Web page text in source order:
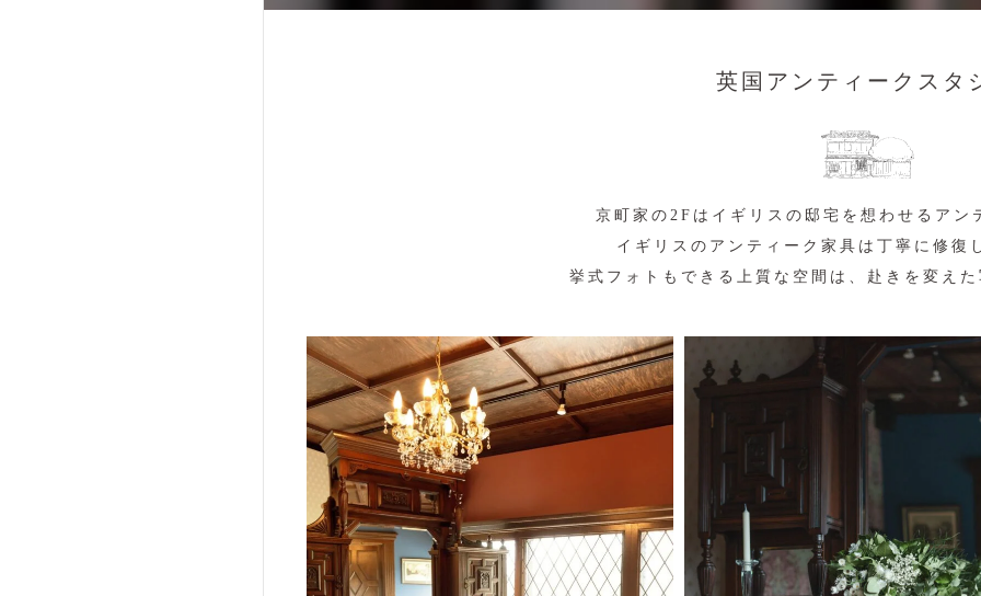
英国アンティークスタ
京町家の2Fはイギリスの邸宅を想わせるアン
イギリスのアンティーク家具は丁寧に修復
挙式フォトもできる上質な空間は、赴きを変え